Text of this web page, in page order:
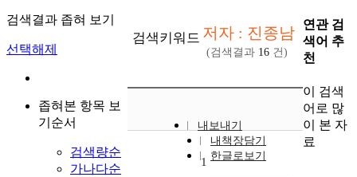
검색결과 좁혀 보기
선택해제
좁혀본 항목 보
기순서
검색량순
가나다순
검색키워드 저자 : 진종남
(검색결과 16 건)
내보내기
내책장담기
한글로보기
1
연관 검
색어 추
천
이 검색
어로 많
이 본 자
료